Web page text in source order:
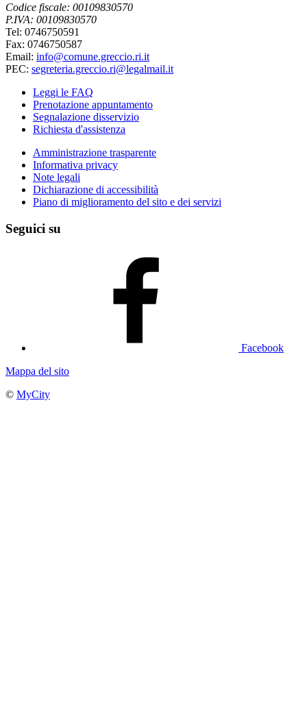
Codice fiscale: 00109830570
P.IVA: 00109830570
Tel: 0746750591
Fax: 0746750587
Email: info@comune.greccio.ri.it
PEC: segreteria.greccio.ri@legalmail.it
Leggi le FAQ
Prenotazione appuntamento
Segnalazione disservizio
Richiesta d'assistenza
Amministrazione trasparente
Informativa privacy
Note legali
Dichiarazione di accessibilità
Piano di miglioramento del sito e dei servizi
Seguici su
Facebook
Mappa del sito
© MyCity